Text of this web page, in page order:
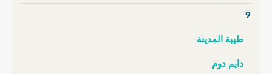
9
طيبة المدينة
دايم دوم